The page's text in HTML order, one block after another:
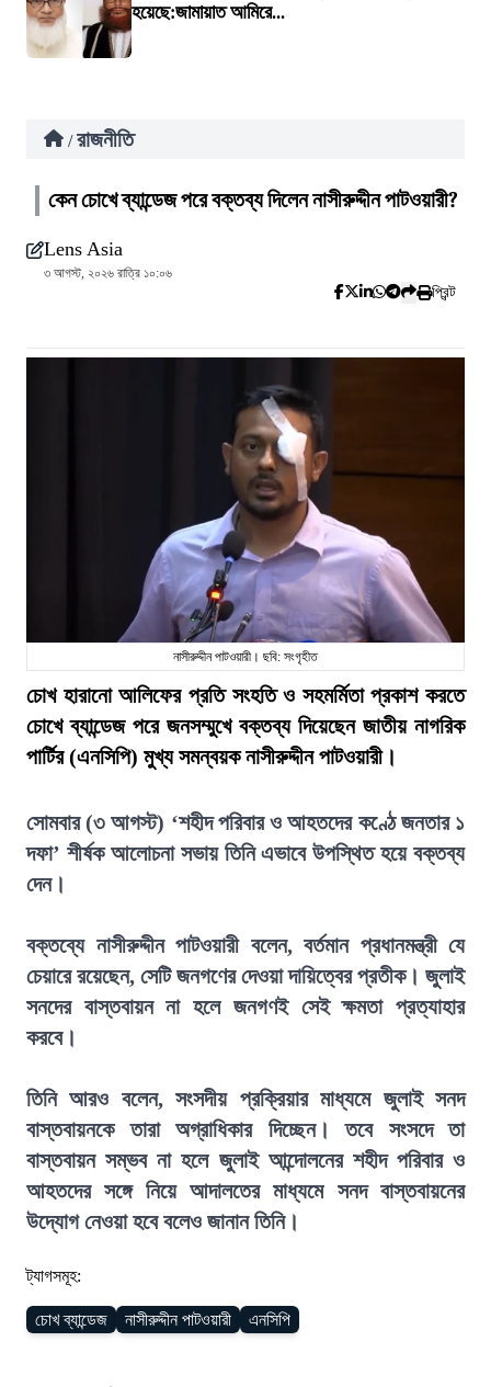
হয়েছে:জামায়াত আমিরে...
/ রাজনীতি
কেন চোখে ব্যান্ডেজ পরে বক্তব্য দিলেন নাসীরুদ্দীন পাটওয়ারী?
Lens Asia
৩ আগস্ট, ২০২৬ রাত্রি ১০:০৬
প্রিন্ট
নাসীরুদ্দীন পাটওয়ারী। ছবি: সংগৃহীত
চোখ হারানো আলিফের প্রতি সংহতি ও সহমর্মিতা প্রকাশ করতে
চোখে ব্যান্ডেজ পরে জনসম্মুখে বক্তব্য দিয়েছেন জাতীয় নাগরিক
পার্টির (এনসিপি) মুখ্য সমন্বয়ক নাসীরুদ্দীন পাটওয়ারী।
সোমবার (৩ আগস্ট) ‘শহীদ পরিবার ও আহতদের কণ্ঠে জনতার ১
দফা’ শীর্ষক আলোচনা সভায় তিনি এভাবে উপস্থিত হয়ে বক্তব্য
দেন।
বক্তব্যে নাসীরুদ্দীন পাটওয়ারী বলেন, বর্তমান প্রধানমন্ত্রী যে
চেয়ারে রয়েছেন, সেটি জনগণের দেওয়া দায়িত্বের প্রতীক। জুলাই
সনদের বাস্তবায়ন না হলে জনগণই সেই ক্ষমতা প্রত্যাহার
করবে।
তিনি আরও বলেন, সংসদীয় প্রক্রিয়ার মাধ্যমে জুলাই সনদ
বাস্তবায়নকে তারা অগ্রাধিকার দিচ্ছেন। তবে সংসদে তা
বাস্তবায়ন সম্ভব না হলে জুলাই আন্দোলনের শহীদ পরিবার ও
আহতদের সঙ্গে নিয়ে আদালতের মাধ্যমে সনদ বাস্তবায়নের
উদ্যোগ নেওয়া হবে বলেও জানান তিনি।
ট্যাগসমূহ:
চোখ ব্যান্ডেজ নাসীরুদ্দীন পাটওয়ারী এনসিপি